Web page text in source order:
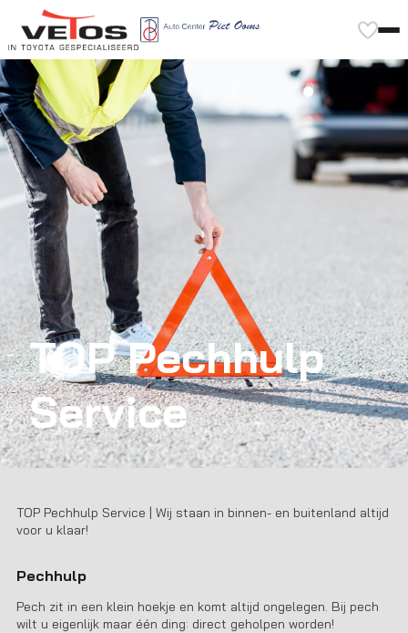
TOP Pechhulp
Service
TOP Pechhulp Service | Wij staan in binnen- en buitenland altijd
voor u klaar!
Pechhulp
Pech zit in een klein hoekje en komt altijd ongelegen. Bij pech
wilt u eigenlijk maar één ding: direct geholpen worden!